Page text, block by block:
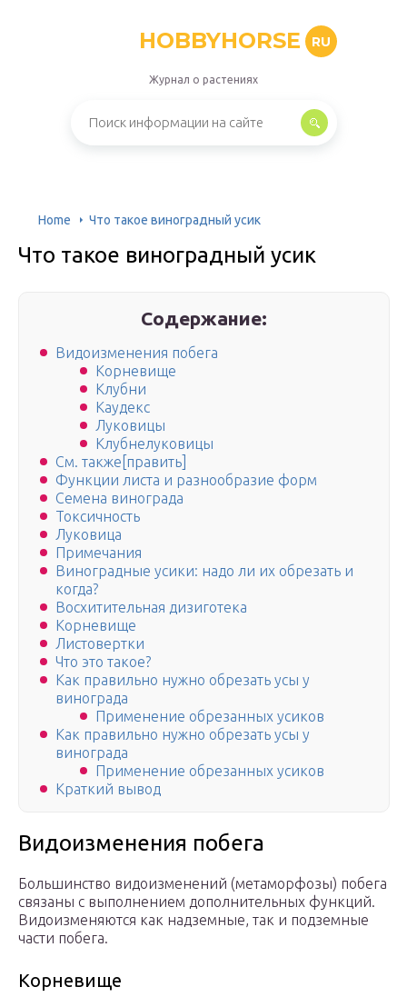
HOBBYHORSE RU
Журнал о растениях
Home Что такое виноградный усик
Что такое виноградный усик
Содержание:
Видоизменения побега
Корневище
Клубни
Каудекс
Луковицы
Клубнелуковицы
См. также[править]
Функции листа и разнообразие форм
Семена винограда
Токсичность
Луковица
Примечания
Виноградные усики: надо ли их обрезать и
когда?
Восхитительная дизиготека
Корневище
Листовертки
Что это такое?
Как правильно нужно обрезать усы у
винограда
Применение обрезанных усиков
Как правильно нужно обрезать усы у
винограда
Применение обрезанных усиков
Краткий вывод
Видоизменения побега
Большинство видоизменений (метаморфозы) побега
связаны с выполнением дополнительных функций.
Видоизменяются как надземные, так и подземные
части побега.
Корневище